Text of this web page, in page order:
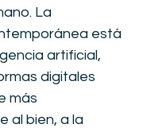
La
está
artificial,
digitales
más
al bien, a la